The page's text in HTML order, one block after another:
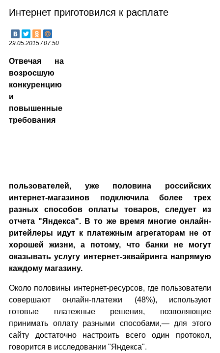
Новости
Новинки
Интернет приготовился к расплате
29.05.2015 / 07:50
Отвечая на
возросшую
конкуренцию
и
повышенные
требования
пользователей, уже половина российских
интернет-магазинов подключила более трех
разных способов оплаты товаров, следует из
отчета "Яндекса". В то же время многие онлайн-
ритейлеры идут к платежным агрегаторам не от
хорошей жизни, а потому, что банки не могут
оказывать услугу интернет-эквайринга напрямую
каждому магазину.
Около половины интернет-ресурсов, где пользователи
совершают онлайн-платежи (48%), используют
готовые платежные решения, позволяющие
принимать оплату разными способами,— для этого
сайту достаточно настроить всего один протокол,
говорится в исследовании "Яндекса".